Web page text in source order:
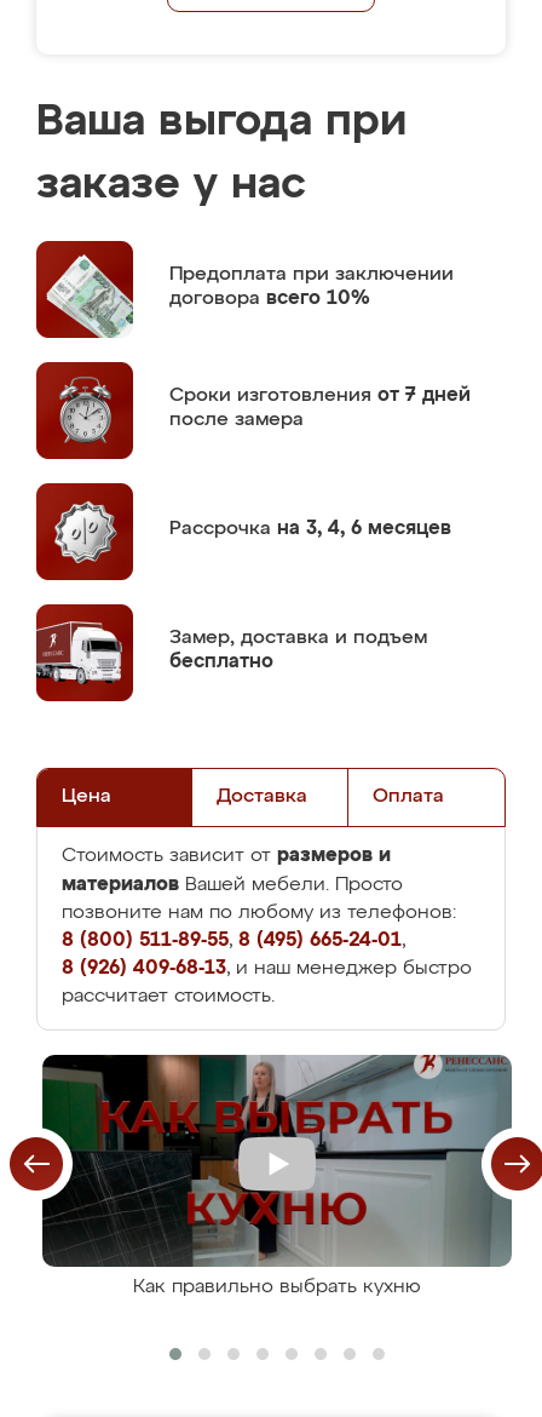
Ваша выгода при
заказе у нас
Предоплата при заключении
договора всего 10%
Сроки изготовления от 7 дней
после замера
Рассрочка на 3, 4, 6 месяцев
Замер, доставка и подъем
бесплатно
Цена Доставка Оплата
Стоимость зависит от размеров и
материалов Вашей мебели. Просто
позвоните нам по любому из телефонов:
8 (800) 511-89-55, 8 (495) 665-24-01,
8 (926) 409-68-13, и наш менеджер быстро
рассчитает стоимость.
Как правильно выбрать кухню